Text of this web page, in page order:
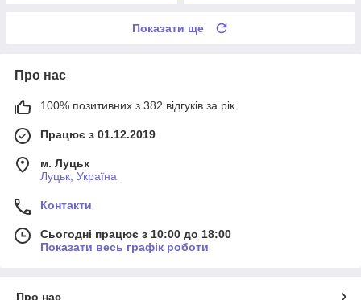
Показати ще
Про нас
100% позитивних з 382 відгуків за рік
Працює з 01.12.2019
м. Луцьк
Луцьк, Україна
Контакти
Сьогодні працює з 10:00 до 18:00
Показати весь графік роботи
Про нас